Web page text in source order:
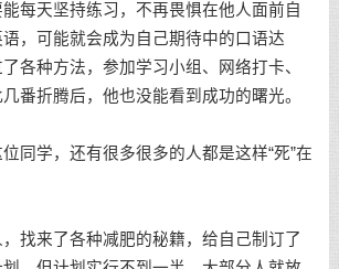
每天坚持练习，不再畏惧在他人面前自
，可能就会成为自己期待中的口语达
各种方法，参加学习小组、网络打卡、
番折腾后，他也没能看到成功的曙光。
学，还有很多很多的人都是这样“死”在
来了各种减肥的秘籍，给自己制订了